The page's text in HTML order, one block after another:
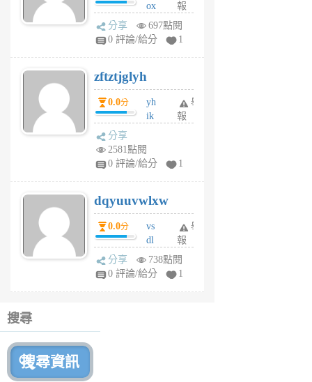
前
ox
rh
pe
月
前
報
分享
697點閱
0 評論/給分
1
zftztjglyh
0.0分
yh
ik
tu
6
個
月
前
舉
報
分享
2581點閱
0 評論/給分
1
dqyuuvwlxw
0.0分
vs
dl
sq
fy
舉
報
分享
738點閱
0 評論/給分
1
搜尋